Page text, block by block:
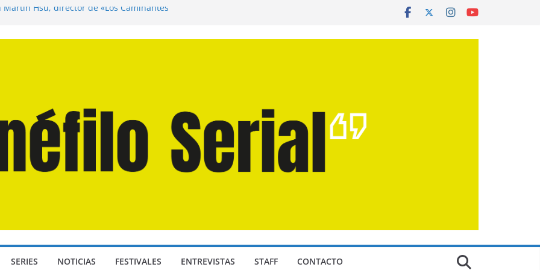
Martín Hsu, director de «Los Caminantes
SERIES NOTICIAS FESTIVALES ENTREVISTAS STAFF CONTACTO